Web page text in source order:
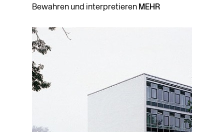
Bewahren und interpretieren MEHR